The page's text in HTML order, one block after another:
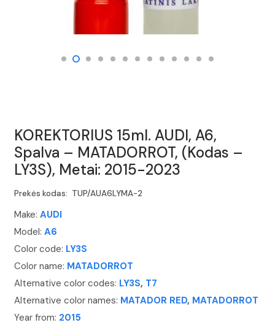
KOREKTORIUS 15ml. AUDI, A6,
Spalva – MATADORROT, (Kodas –
LY3S), Metai: 2015-2023
Prekės kodas: TUP/AUA6LYMA-2
Make: AUDI
Model: A6
Color code: LY3S
Color name: MATADORROT
Alternative color codes: LY3S, T7
Alternative color names: MATADOR RED, MATADORROT
Year from: 2015